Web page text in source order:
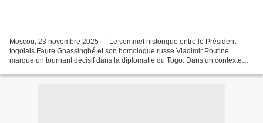
Moscou, 23 novembre 2025 — Le sommet historique entre le Président
togolais Faure Gnassingbé et son homologue russe Vladimir Poutine
marque un tournant décisif dans la diplomatie du Togo. Dans un contexte